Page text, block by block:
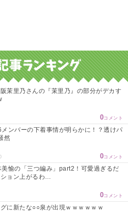
阪茉里乃さんの『茉里乃』の部分がデカす
0コメント
メンバーの下着事情が明らかに！？透けパ
然
0コメント
美愉の「三つ編み」part2！可愛過ぎるだ
ョン上がるわ…
0コメント
に新たな○○泉が出現ｗｗｗｗｗｗ